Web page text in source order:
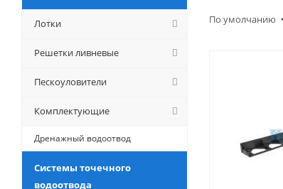
По умолчанию
Лотки
Решетки ливневые
Пескоуловители
Комплектующие
Дренажный водоотвод
Системы точечного
водоотвода